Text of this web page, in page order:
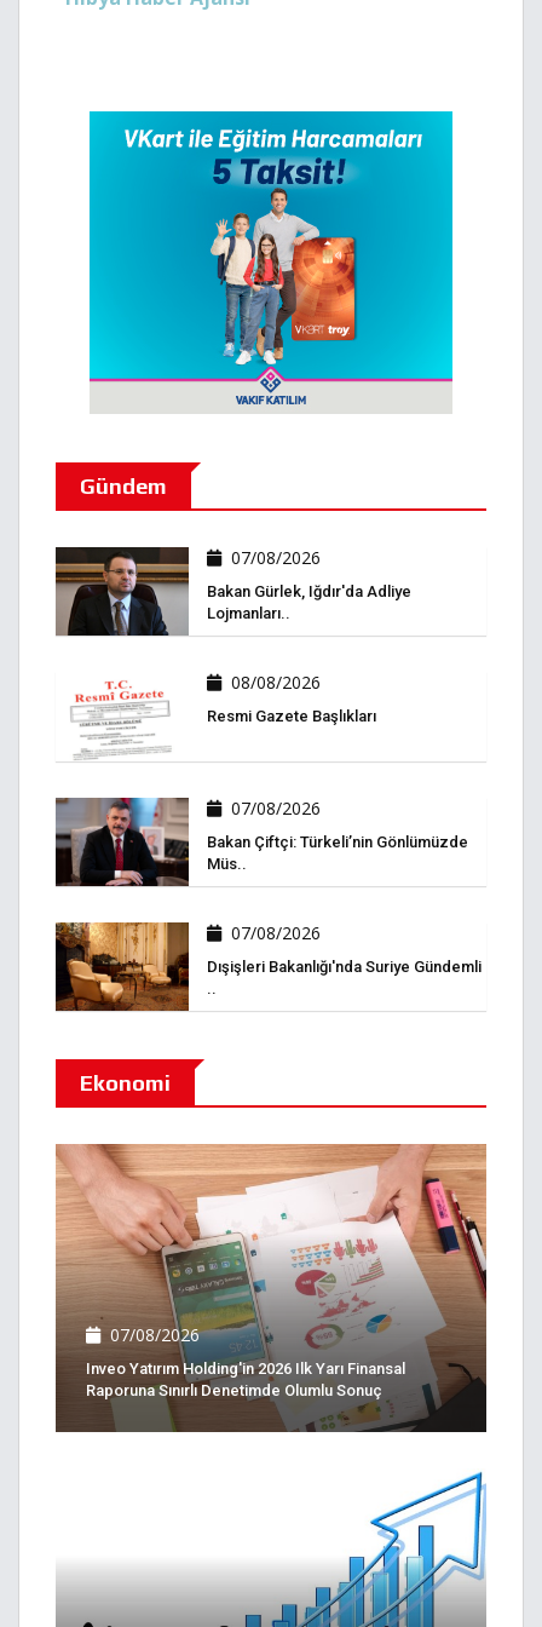
Gündem
07/08/2026
Bakan Gürlek, Iğdır'da Adliye
Lojmanları..
08/08/2026
Resmi Gazete Başlıkları
07/08/2026
Bakan Çiftçi: Türkeli’nin Gönlümüzde
Müs..
07/08/2026
Dışişleri Bakanlığı'nda Suriye Gündemli
..
Ekonomi
07/08/2026
Inveo Yatırım Holding'in 2026 Ilk Yarı Finansal
Raporuna Sınırlı Denetimde Olumlu Sonuç